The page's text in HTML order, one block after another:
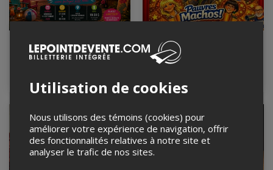
Beach Party
11 septembre 2026, 21h00
Beloeil, QC
PAUVRES MACHOS !!
12 septembre 2026, 20h00
Utilisation de cookies
Nous utilisons des témoins (cookies) pour
améliorer votre expérience de navigation, offrir
des fonctionnalités relatives à notre site et
analyser le trafic de nos sites.